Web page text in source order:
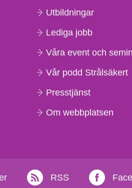
Utbildningar
Lediga jobb
Våra event och
Vår podd Strålsäkert
Presstjänst
Om webbplatsen
RSS